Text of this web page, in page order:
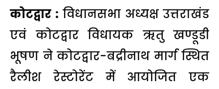
कोटद्वार : विधानसभा अध्यक्ष उत्तराखंड
एवं कोटद्वार विधायक ऋतु खण्डूडी
भूषण ने कोटद्वार-बद्रीनाथ मार्ग स्थित
रैलीश रेस्टोरेंट में आयोजित एक